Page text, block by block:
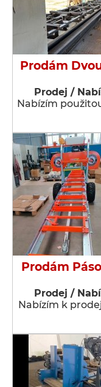
Prodám
Prodej /
Nabízím
Prodám
Prodej /
Nabízím k